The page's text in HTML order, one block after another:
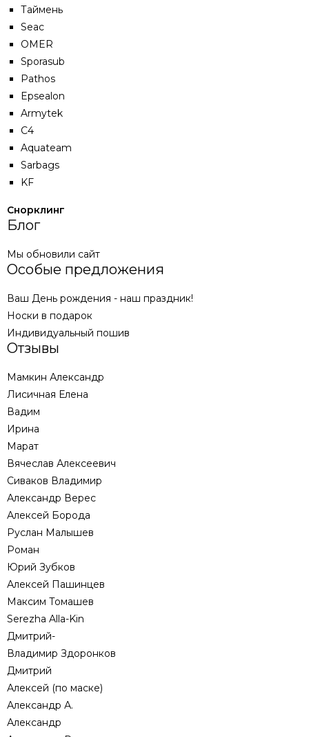
Таймень
Seac
OMER
Sporasub
Pathos
Epsealon
Armytek
C4
Aquateam
Sarbags
KF
Снорклинг
Блог
Мы обновили сайт
Особые предложения
Ваш День рождения - наш праздник!
Носки в подарок
Индивидуальный пошив
Отзывы
Мамкин Александр
Лисичная Елена
Вадим
Ирина
Марат
Вячеслав Алексеевич
Сиваков Владимир
Александр Верес
Алексей Борода
Руслан Малышев
Роман
Юрий Зубков
Алексей Пашинцев
Максим Томашев
Serezha Alla-Kin
Дмитрий-
Владимир Здоронков
Дмитрий
Алексей (по маске)
Александр А.
Александр